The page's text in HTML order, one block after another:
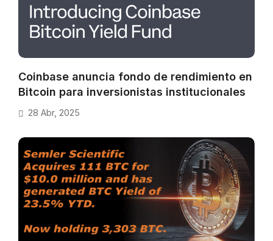
Coinbase anuncia fondo de rendimiento en
Bitcoin para inversionistas institucionales
28 Abr, 2025